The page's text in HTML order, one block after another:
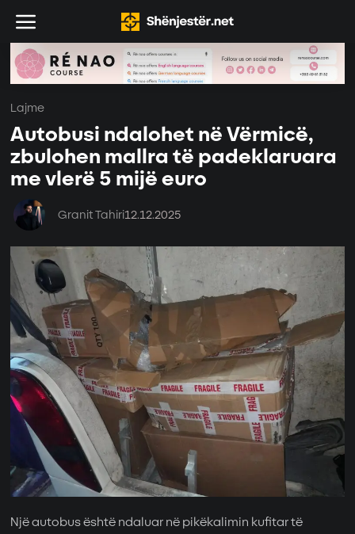
Lajme
Autobusi ndalohet në Vërmicë,
zbulohen mallra të padeklaruara
me vlerë 5 mijë euro
Granit Tahiri12.12.2025
Një autobus është ndaluar në pikëkalimin kufitar të